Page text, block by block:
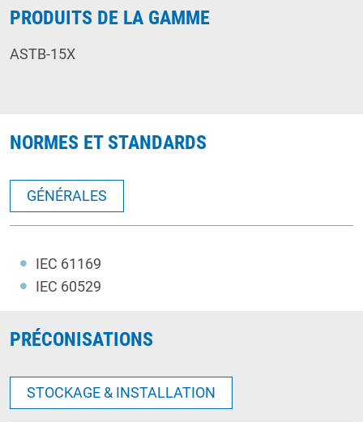
PRODUITS DE LA GAMME
ASTB-15X
NORMES ET STANDARDS
GÉNÉRALES
IEC 61169
IEC 60529
PRÉCONISATIONS
STOCKAGE & INSTALLATION